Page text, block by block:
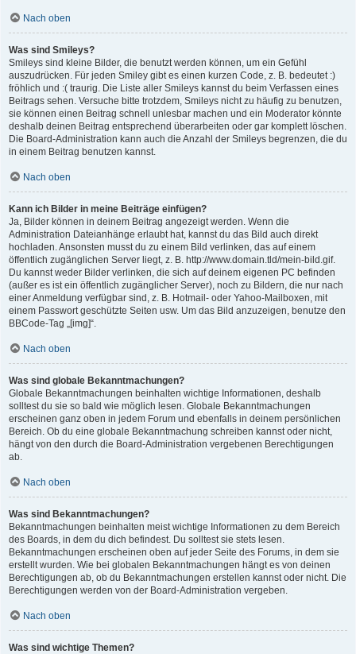
Nach oben
Was sind Smileys?
Smileys sind kleine Bilder, die benutzt werden können, um ein Gefühl
auszudrücken. Für jeden Smiley gibt es einen kurzen Code, z. B. bedeutet :)
fröhlich und :( traurig. Die Liste aller Smileys kannst du beim Verfassen eines
Beitrags sehen. Versuche bitte trotzdem, Smileys nicht zu häufig zu benutzen,
sie können einen Beitrag schnell unlesbar machen und ein Moderator könnte
deshalb deinen Beitrag entsprechend überarbeiten oder gar komplett löschen.
Die Board-Administration kann auch die Anzahl der Smileys begrenzen, die du
in einem Beitrag benutzen kannst.
Nach oben
Kann ich Bilder in meine Beiträge einfügen?
Ja, Bilder können in deinem Beitrag angezeigt werden. Wenn die
Administration Dateianhänge erlaubt hat, kannst du das Bild auch direkt
hochladen. Ansonsten musst du zu einem Bild verlinken, das auf einem
öffentlich zugänglichen Server liegt, z. B. http://www.domain.tld/mein-bild.gif.
Du kannst weder Bilder verlinken, die sich auf deinem eigenen PC befinden
(außer es ist ein öffentlich zugänglicher Server), noch zu Bildern, die nur nach
einer Anmeldung verfügbar sind, z. B. Hotmail- oder Yahoo-Mailboxen, mit
einem Passwort geschützte Seiten usw. Um das Bild anzuzeigen, benutze den
BBCode-Tag „[img]“.
Nach oben
Was sind globale Bekanntmachungen?
Globale Bekanntmachungen beinhalten wichtige Informationen, deshalb
solltest du sie so bald wie möglich lesen. Globale Bekanntmachungen
erscheinen ganz oben in jedem Forum und ebenfalls in deinem persönlichen
Bereich. Ob du eine globale Bekanntmachung schreiben kannst oder nicht,
hängt von den durch die Board-Administration vergebenen Berechtigungen
ab.
Nach oben
Was sind Bekanntmachungen?
Bekanntmachungen beinhalten meist wichtige Informationen zu dem Bereich
des Boards, in dem du dich befindest. Du solltest sie stets lesen.
Bekanntmachungen erscheinen oben auf jeder Seite des Forums, in dem sie
erstellt wurden. Wie bei globalen Bekanntmachungen hängt es von deinen
Berechtigungen ab, ob du Bekanntmachungen erstellen kannst oder nicht. Die
Berechtigungen werden von der Board-Administration vergeben.
Nach oben
Was sind wichtige Themen?